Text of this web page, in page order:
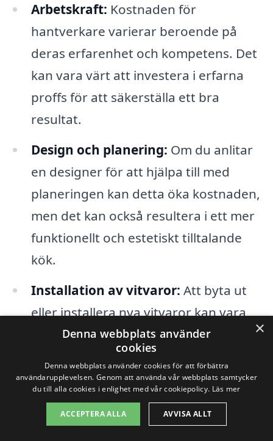
Arbetskraft: Kostnaden för
hantverkare varierar beroende på
deras erfarenhet och kompetens. Det
kan vara värt att investera i erfarna
proffs för att säkerställa ett bra
resultat.
Design och planering: Om du anlitar
en designer för att hjälpa till med
planeringen kan detta öka kostnaden,
men det kan också resultera i ett mer
funktionellt och estetiskt tilltalande
kök.
Installation av vitvaror: Att byta ut
eller installera nya vitvaror kan vara
en betydande kostnad. Se till att räkna
med både kostnaderna för enheterna
och installationstjänsterna.
Det är också viktigt att tänka på
×
Denna webbplats använder
cookies
Denna webbplats använder cookies för att förbättra
användarupplevelsen. Genom att använda vår webbplats samtycker
du till alla cookies i enlighet med vår cookiepolicy. Läs mer
ACCEPTERA ALLA AVVISA ALLT